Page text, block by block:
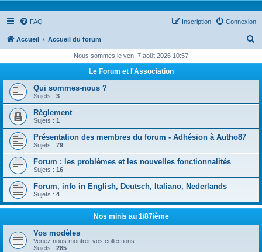
FAQ Connexion
Inscription
Accueil Accueil du forum
h
Nous sommes le ven. 7 août 2026 10:57
Le Forum et l'Association
Qui sommes-nous ?
Sujets : 3
Règlement
Sujets : 1
Présentation des membres du forum - Adhésion à Autho87
Sujets : 79
Forum : les problèmes et les nouvelles fonctionnalités
Sujets : 16
Forum, info in English, Deutsch, Italiano, Nederlands
Sujets : 4
Nos minis au 1/87ième
Vos modèles
Venez nous montrer vos collections !
Sujets : 285